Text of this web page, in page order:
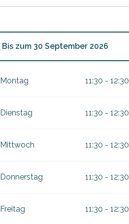
Bis zum 30 September 2026
Montag 11:30 - 12:30
Dienstag 11:30 - 12:30
Mittwoch 11:30 - 12:30
Donnerstag 11:30 - 12:30
Freitag 11:30 - 12:30